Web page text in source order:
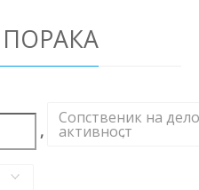
,
Сопственик на
активност
,